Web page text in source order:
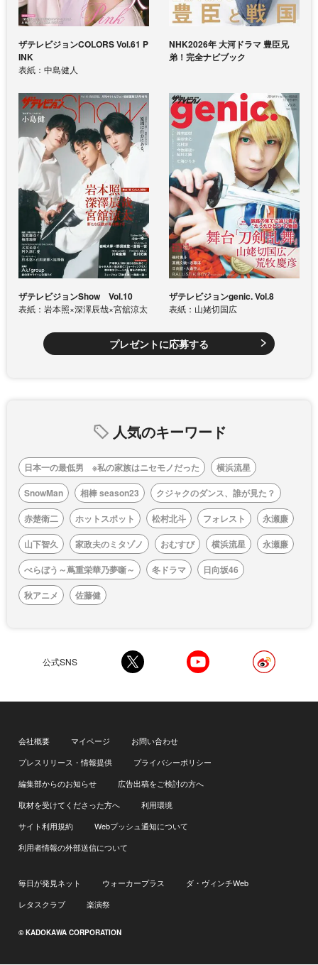
ザテレビジョンCOLORS Vol.61 P
INK
表紙：中島健人
NHK2026年 大河ドラマ 豊臣兄
弟！完全ナビブック
ザテレビジョンShow Vol.10
表紙：岩本照×深澤辰哉×宮舘涼太
ザテレビジョンgenic. Vol.8
表紙：山姥切国広
プレゼントに応募する
人気のキーワード
日本一の最低男 ※私の家族はニセモノだった
横浜流星
SnowMan
相棒 season23
クジャクのダンス、誰が見た？
赤楚衛二
ホットスポット 松村北斗 フォレスト
永瀬廉
山下智久
家政夫のミタゾノ おむすび 横浜流星
永瀬廉
べらぼう～蔦重栄華乃夢噺～
冬ドラマ
日向坂46
秋アニメ
佐藤健
公式SNS
会社概要 マイページ
お問い合わせ
プレスリリース・情報提供
プライバシーポリシー
編集部からのお知らせ
広告出稿をご検討の方へ
取材を受けてくださった方へ
利用環境
サイト利用規約
Webプッシュ通知について
利用者情報の外部送信について
毎日が発見ネット ウォーカープラス
ダ・ヴィンチWeb
レタスクラブ
楽演祭
© KADOKAWA CORPORATION